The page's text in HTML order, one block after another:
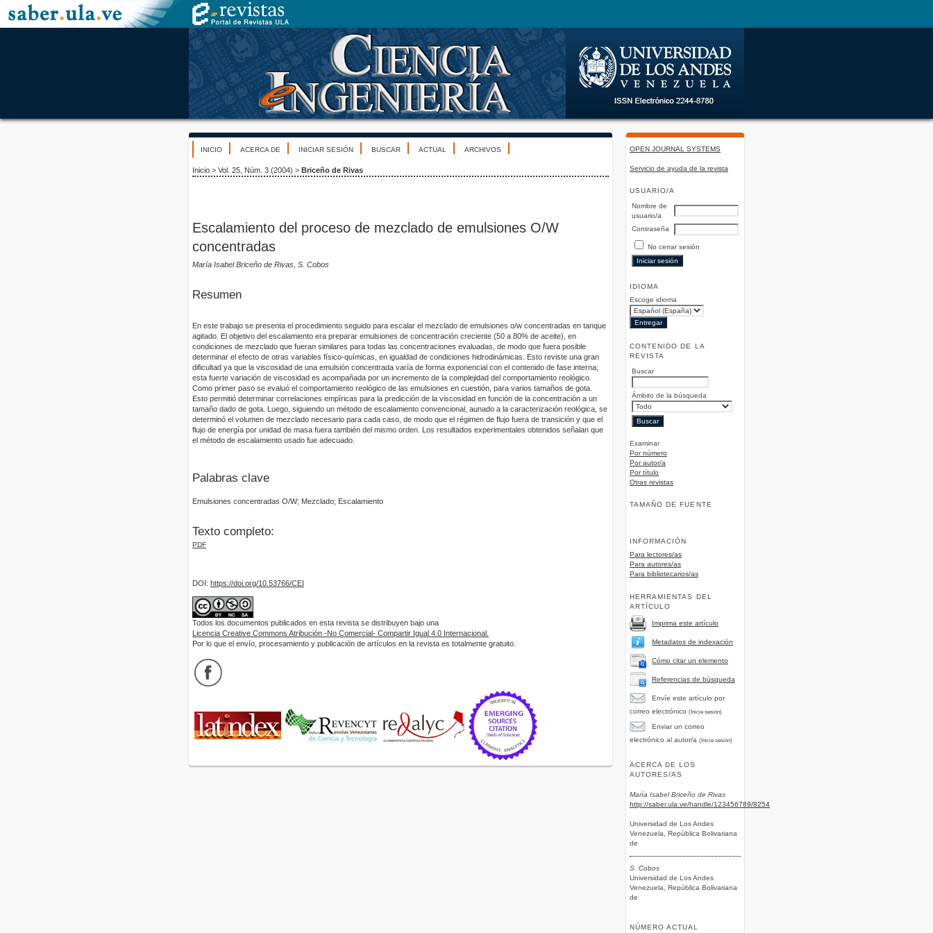
OPEN JOURNAL SYSTEMS
Servicio de ayuda de la revista
USUARIO/A
Nombre de
usuario/a
Contraseña
No cerrar sesión
IDIOMA
Escoge idioma
CONTENIDO DE LA
REVISTA
Buscar
Ámbito de la búsqueda
Examinar
Por número
Por autor/a
Por título
Otras revistas
TAMAÑO DE FUENTE
INFORMACIÓN
Para lectores/as
Para autores/as
Para bibliotecarios/as
HERRAMIENTAS DEL
ARTÍCULO
Imprima este artículo
Metadatos de indexación
Cómo citar un elemento
Referencias de búsqueda
Envíe este artículo por
correo electrónico (Inicie sesión)
Enviar un correo
electrónico al autor/a (Inicie sesión)
ACERCA DE LOS
AUTORES/AS
María Isabel Briceño de Rivas
http://saber.ula.ve/handle/123456789/8254
Universidad de Los Andes
Venezuela, República Bolivariana
de
S. Cobos
Universidad de Los Andes
Venezuela, República Bolivariana
de
NÚMERO ACTUAL
INICIO ACERCA DE INICIAR SESIÓN BUSCAR ACTUAL ARCHIVOS
Inicio > Vol. 25, Núm. 3 (2004) > Briceño de Rivas
Escalamiento del proceso de mezclado de emulsiones O/W
concentradas
María Isabel Briceño de Rivas, S. Cobos
Resumen
En este trabajo se presenta el procedimiento seguido para escalar el mezclado de emulsiones o/w concentradas en tanque
agitado. El objetivo del escalamiento era preparar emulsiones de concentración creciente (50 a 80% de aceite), en
condiciones de mezclado que fueran similares para todas las concentraciones evaluadas, de modo que fuera posible
determinar el efecto de otras variables físico-químicas, en igualdad de condiciones hidrodinámicas. Esto reviste una gran
dificultad ya que la viscosidad de una emulsión concentrada varía de forma exponencial con el contenido de fase interna;
esta fuerte variación de viscosidad es acompañada por un incremento de la complejidad del comportamiento reológico.
Como primer paso se evaluó el comportamiento reológico de las emulsiones en cuestión, para varios tamaños de gota.
Esto permitió determinar correlaciones empíricas para la predicción de la viscosidad en función de la concentración a un
tamaño dado de gota. Luego, siguiendo un método de escalamiento convencional, aunado a la caracterización reológica, se
determinó el volumen de mezclado necesario para cada caso, de modo que el régimen de flujo fuera de transición y que el
flujo de energía por unidad de masa fuera también del mismo orden. Los resultados experimentales obtenidos señalan que
el método de escalamiento usado fue adecuado.
Palabras clave
Emulsiones concentradas O/W; Mezclado; Escalamiento
Texto completo:
PDF
DOI: https://doi.org/10.53766/CEI
Todos los documentos publicados en esta revista se distribuyen bajo una
Licencia Creative Commons Atribución -No Comercial- Compartir Igual 4.0 Internacional.
Por lo que el envío, procesamiento y publicación de artículos en la revista es totalmente gratuito.